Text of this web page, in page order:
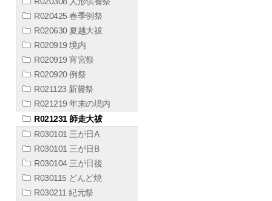
R020425 春季例祭
R020630 夏越大祓
R020919 境内
R020919 宵宮祭
R020920 例祭
R021123 新嘗祭
R021219 年末の境内
R021231 師走大祓
R030101 三が日A
R030101 三が日B
R030104 三が日後
R030115 どんど焼
R030211 紀元祭